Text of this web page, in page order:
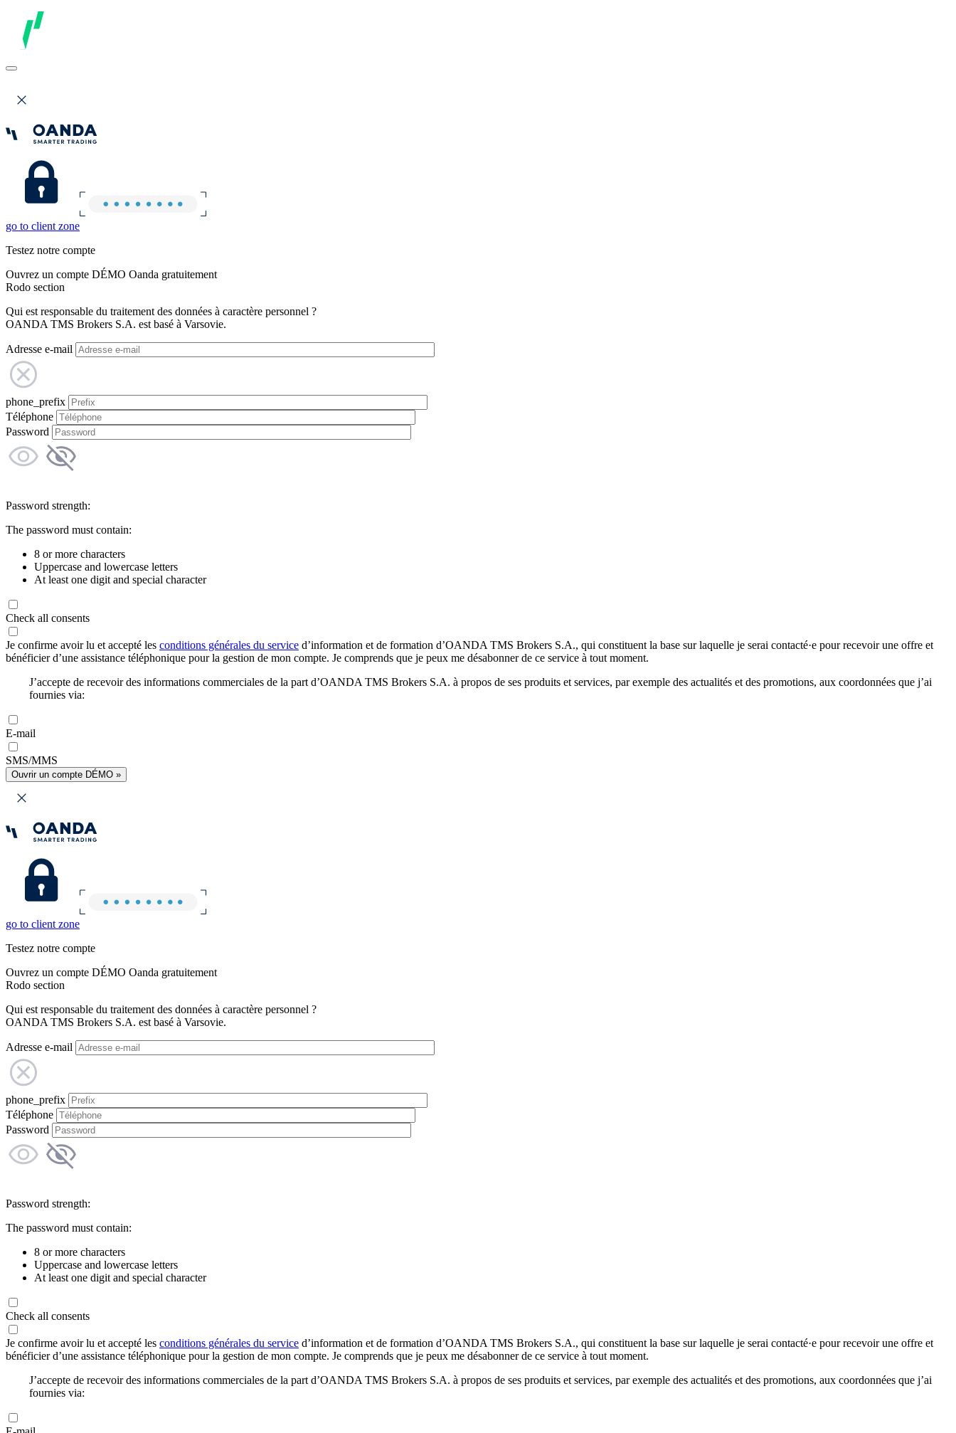
go to client zone
Testez notre compte
Ouvrez un compte DÉMO Oanda gratuitement
Rodo section
Qui est responsable du traitement des données à caractère personnel ?
OANDA TMS Brokers S.A. est basé à Varsovie.
Adresse e-mail
phone_prefix
Téléphone
Password
Password strength:
The password must contain:
8 or more characters
Uppercase and lowercase letters
At least one digit and special character
Check all consents
Je confirme avoir lu et accepté les conditions générales du service d’information et de formation d’OANDA TMS Brokers S.A., qui constituent la base sur laquelle je serai contacté·e pour recevoir une offre et
bénéficier d’une assistance téléphonique pour la gestion de mon compte. Je comprends que je peux me désabonner de ce service à tout moment.
J’accepte de recevoir des informations commerciales de la part d’OANDA TMS Brokers S.A. à propos de ses produits et services, par exemple des actualités et des promotions, aux coordonnées que j’ai
fournies via:
E-mail
SMS/MMS
Ouvrir un compte DÉMO »
go to client zone
Testez notre compte
Ouvrez un compte DÉMO Oanda gratuitement
Rodo section
Qui est responsable du traitement des données à caractère personnel ?
OANDA TMS Brokers S.A. est basé à Varsovie.
Adresse e-mail
phone_prefix
Téléphone
Password
Password strength:
The password must contain:
8 or more characters
Uppercase and lowercase letters
At least one digit and special character
Check all consents
Je confirme avoir lu et accepté les conditions générales du service d’information et de formation d’OANDA TMS Brokers S.A., qui constituent la base sur laquelle je serai contacté·e pour recevoir une offre et
bénéficier d’une assistance téléphonique pour la gestion de mon compte. Je comprends que je peux me désabonner de ce service à tout moment.
J’accepte de recevoir des informations commerciales de la part d’OANDA TMS Brokers S.A. à propos de ses produits et services, par exemple des actualités et des promotions, aux coordonnées que j’ai
fournies via: